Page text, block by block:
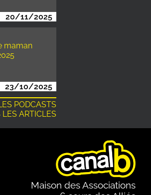
20/11/2025
maman
23/10/2025
PODCASTS
LES ARTICLES
Maison des Associations